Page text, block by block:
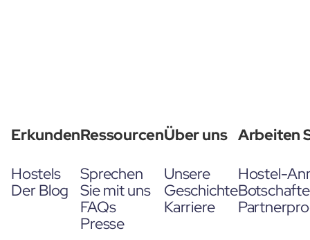
Erkunden
Hostels
Der Blog
Ressourcen
Sprechen
Sie mit uns
FAQs
Presse
Über uns
Unsere
Geschichte
Karriere
Arbeiten
Hostel-